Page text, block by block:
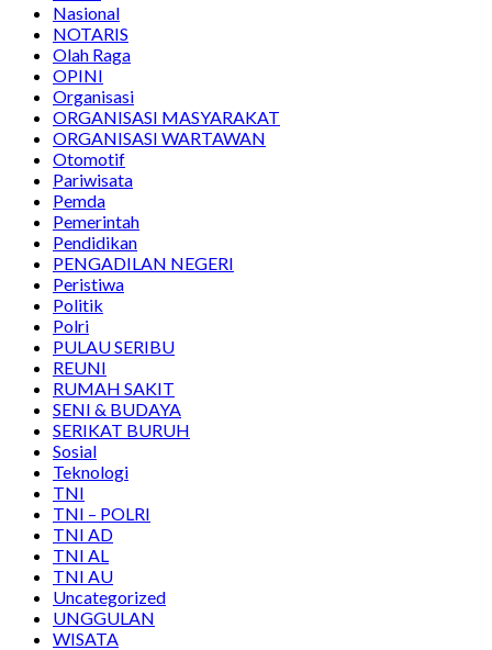
Nasional
NOTARIS
Olah Raga
OPINI
Organisasi
ORGANISASI MASYARAKAT
ORGANISASI WARTAWAN
Otomotif
Pariwisata
Pemda
Pemerintah
Pendidikan
PENGADILAN NEGERI
Peristiwa
Politik
Polri
PULAU SERIBU
REUNI
RUMAH SAKIT
SENI & BUDAYA
SERIKAT BURUH
Sosial
Teknologi
TNI
TNI – POLRI
TNI AD
TNI AL
TNI AU
Uncategorized
UNGGULAN
WISATA